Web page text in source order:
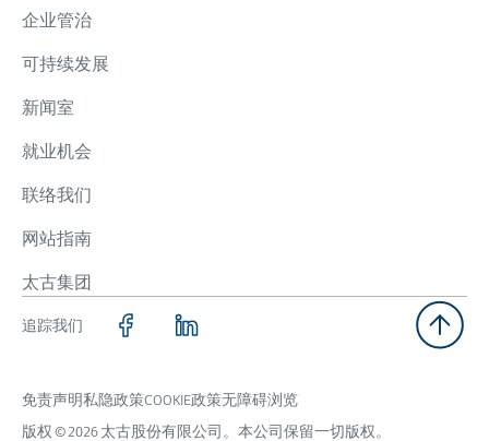
追踪我们
企业管治
可持续发展
新闻室
就业机会
联络我们
网站指南
太古集团
版权 © 2026 太古股份有限公司。本公司保留一切版权。
免责声明私隐政策COOKIE政策无障碍浏览